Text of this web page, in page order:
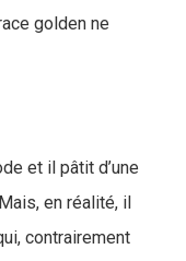
golden ne
et il pâtit d’une
en réalité, il
contrairement